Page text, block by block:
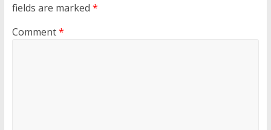
fields are marked *
Comment*